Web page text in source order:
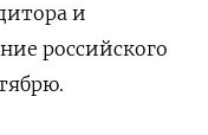
и
российского